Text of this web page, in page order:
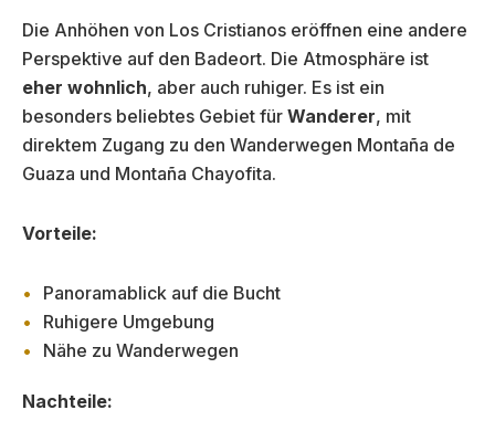
Die Anhöhen von Los Cristianos eröffnen eine andere
Perspektive auf den Badeort. Die Atmosphäre ist
eher wohnlich, aber auch ruhiger. Es ist ein
besonders beliebtes Gebiet für Wanderer, mit
direktem Zugang zu den Wanderwegen Montaña de
Guaza und Montaña Chayofita.
Vorteile:
Panoramablick auf die Bucht
Ruhigere Umgebung
Nähe zu Wanderwegen
Nachteile: